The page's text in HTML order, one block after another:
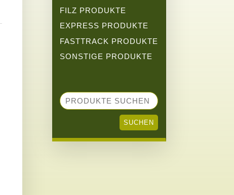
FILZ PRODUKTE
EXPRESS PRODUKTE
FASTTRACK PRODUKTE
SONSTIGE PRODUKTE
SUCHEN
NACH:
SUCHEN